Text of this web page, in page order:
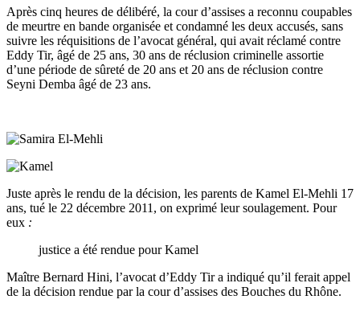
Après cinq heures de délibéré, la cour d’assises a reconnu coupables
de meurtre en bande organisée et condamné les deux accusés, sans
suivre les réquisitions de l’avocat général, qui avait réclamé contre
Eddy Tir, âgé de 25 ans, 30 ans de réclusion criminelle assortie
d’une période de sûreté de 20 ans et 20 ans de réclusion contre
Seyni Demba âgé de 23 ans.
Juste après le rendu de la décision, les parents de Kamel El-Mehli 17
ans, tué le 22 décembre 2011, on exprimé leur soulagement. Pour
eux :
justice a été rendue pour Kamel
Maître Bernard Hini, l’avocat d’Eddy Tir a indiqué qu’il ferait appel
de la décision rendue par la cour d’assises des Bouches du Rhône.